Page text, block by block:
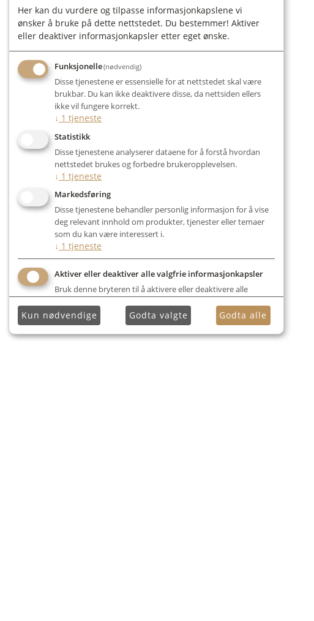
Her kan du vurdere og tilpasse informasjonkapslene vi
ønsker å bruke på dette nettstedet. Du bestemmer! Aktiver
eller deaktiver informasjonkapsler etter eget ønske.
Funksjonelle(nødvendig)
Disse tjenestene er essensielle for at nettstedet skal være
brukbar. Du kan ikke deaktivere disse, da nettsiden ellers
ikke vil fungere korrekt.
↓ 1 tjeneste
Statistikk
Disse tjenestene analyserer dataene for å forstå hvordan
nettstedet brukes og forbedre brukeropplevelsen.
↓ 1 tjeneste
Markedsføring
Disse tjenestene behandler personlig informasjon for å vise
deg relevant innhold om produkter, tjenester eller temaer
som du kan være interessert i.
↓ 1 tjeneste
Aktiver eller deaktiver alle valgfrie informasjonkapsler
Bruk denne bryteren til å aktivere eller deaktivere alle
Kun nødvendige Godta valgte Godta alle